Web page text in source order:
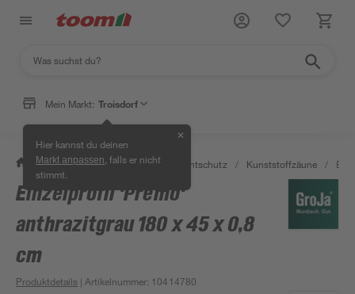
Mein Markt: Troisdorf
Hier kannst du deinen
Markt anpassen , falls er nicht
stimmt.
✕
/ Garten & Freizeit / Zäune & Sichtschutz / Kunststoffzäune /
Einzelprofil 'Premo'
anthrazitgrau 180 x 45 x 0,8
cm
Produktdetails | Artikelnummer: 10414780